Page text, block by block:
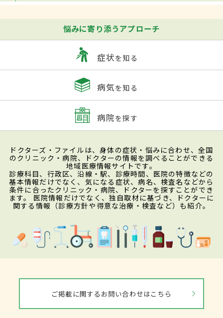
悩みに寄り添うアプローチ
症状を知る
病気を知る
病院を探す
ドクターズ・ファイルは、身体の症状・悩みに合わせ、全国
のクリニック・病院、ドクターの情報を調べることができる
地域医療情報サイトです。
診療科目、行政区、沿線・駅、診療時間、医院の特徴などの
基本情報だけでなく、気になる症状、病名、検査名などから
条件に合ったクリニック・病院、ドクターを探すことができ
ます。 医院情報だけでなく、独自取材に基づき、ドクターに
関する情報（診療方針や得意な治療・検査など）も紹介。
ご掲載に関するお問い合わせはこちら